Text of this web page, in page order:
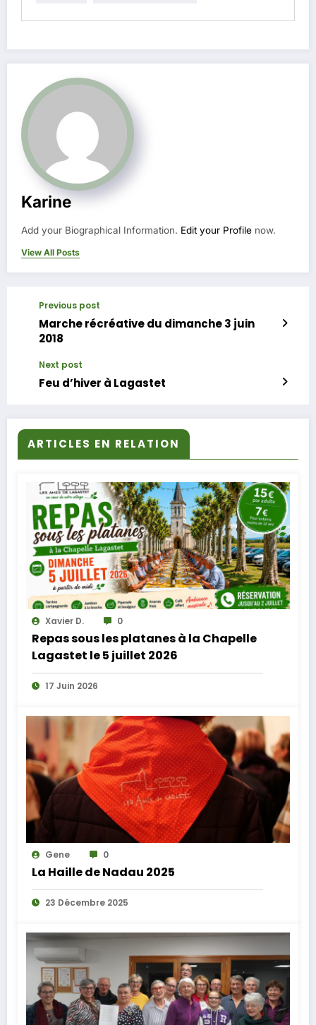
Karine
Add your Biographical Information. Edit your Profile now.
View All Posts
Previous post
Marche récréative du dimanche 3 juin
2018
Next post
Feu d’hiver à Lagastet
ARTICLES EN RELATION
Xavier D. 0
Repas sous les platanes à la Chapelle
Lagastet le 5 juillet 2026
17 Juin 2026
Gene 0
La Haille de Nadau 2025
23 Décembre 2025